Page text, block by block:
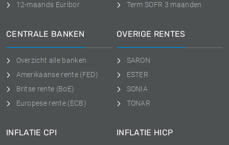
12-maands Euribor
Term SOFR 3 maanden
CENTRALE BANKEN
Overzicht alle banken
Amerikaanse rente (FED)
Britse rente (BoE)
Europese rente (ECB)
OVERIGE RENTES
SARON
ESTER
SONIA
TONAR
INFLATIE CPI INFLATIE HICP